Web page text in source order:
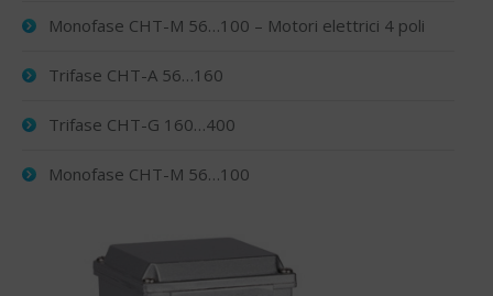
Monofase CHT-M 56…100 – Motori elettrici 4 poli
Trifase CHT-A 56…160
Trifase CHT-G 160…400
Monofase CHT-M 56…100